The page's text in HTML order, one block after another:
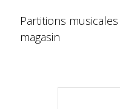
Partitions
magasin